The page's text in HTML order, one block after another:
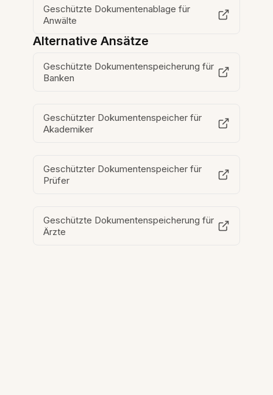
Geschützte Dokumentenablage für
Anwälte
Alternative Ansätze
Geschützte Dokumentenspeicherung für
Banken
Geschützter Dokumentenspeicher für
Akademiker
Geschützter Dokumentenspeicher für
Prüfer
Geschützte Dokumentenspeicherung für
Ärzte